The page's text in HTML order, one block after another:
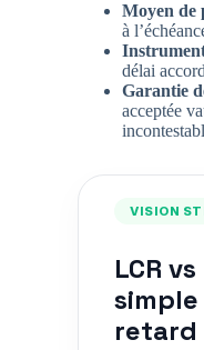
Moyen de
à
délai
Garantie
acceptée
VISION
LCR
retard